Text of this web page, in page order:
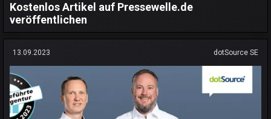
Kostenlos Artikel auf Pressewelle.de
veröffentlichen
13.09.2023 dotSource SE